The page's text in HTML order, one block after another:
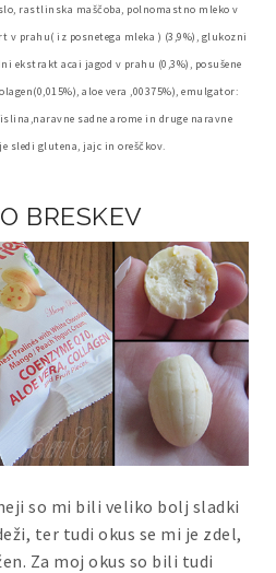
rastlinska maščoba, polnomastno mleko v
v prahu( iz posnetega mleka ) (3,9%), glukozni
ekstrakt acai jagod v prahu (0,3%), posušene
aloe vera ,00375%), emulgator:
sadne arome in druge naravne
sledi glutena, jajc in oreščkov.
BRESKEV
so mi bili veliko bolj sladki
ter tudi okus se mi je zdel,
Za moj okus so bili tudi